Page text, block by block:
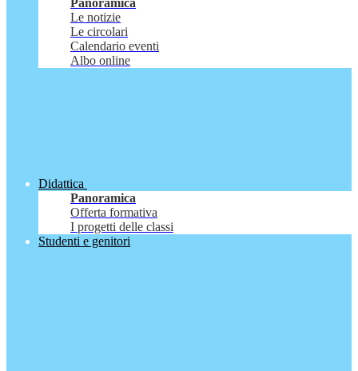
Panoramica
Le notizie
Le circolari
Calendario eventi
Albo online
Didattica
Panoramica
Offerta formativa
I progetti delle classi
Studenti e genitori